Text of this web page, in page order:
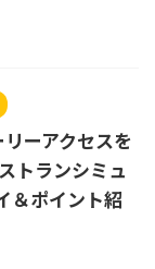
ーアクセスを
トランシミュ
＆ポイント紹